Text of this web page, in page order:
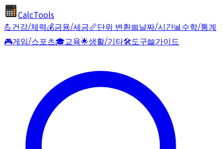
CalcTools
💪건강/체력💰금융/세금📏단위 변환📅날짜/시간📊수학/통계
🎮게임/스포츠🎓교육🌟생활/기타🛠️도구📖가이드